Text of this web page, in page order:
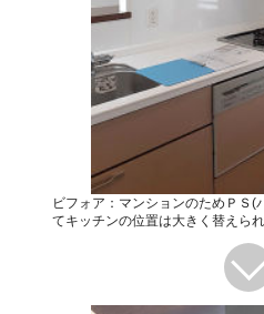
ビフォア：マンションのためＰＳ(
てキッチンの位置は大きく替えられ